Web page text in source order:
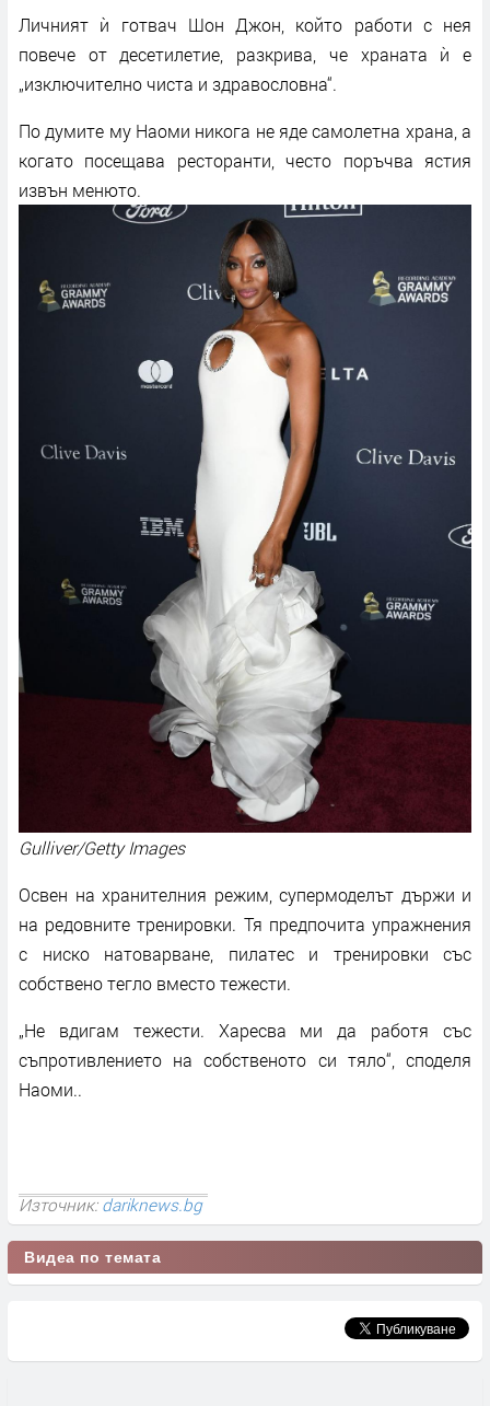
Личният ѝ готвач Шон Джон, който работи с нея
повече от десетилетие, разкрива, че храната ѝ е
„изключително чиста и здравословна“.
По думите му Наоми никога не яде самолетна храна, а
когато посещава ресторанти, често поръчва ястия
извън менюто.
Gulliver/Getty Images
Освен на хранителния режим, супермоделът държи и
на редовните тренировки. Тя предпочита упражнения
с ниско натоварване, пилатес и тренировки със
собствено тегло вместо тежести.
„Не вдигам тежести. Харесва ми да работя със
съпротивлението на собственото си тяло“, споделя
Наоми..
Източник:dariknews.bg
Видеа по темата